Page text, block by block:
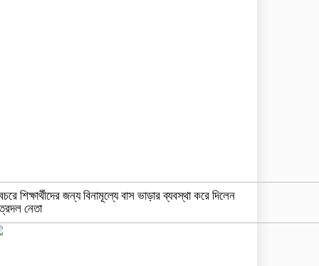
শিক্ষার্থীদের জন্য বিনামূল্যে বাস ভাড়ার ব্যবস্থা করে দিলেন
নেতা